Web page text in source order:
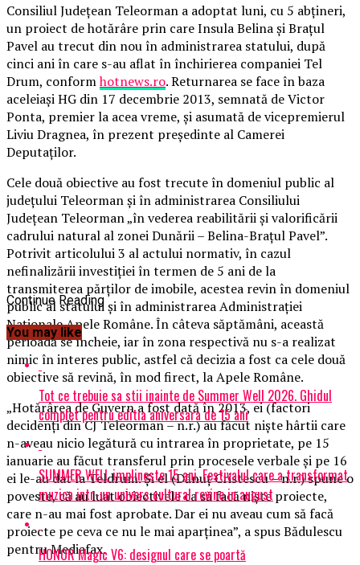
Consiliul Judeţean Teleorman a adoptat luni, cu 5 abţineri,
un proiect de hotărâre prin care Insula Belina şi Braţul
Pavel au trecut din nou în administrarea statului, după
cinci ani în care s-au aflat în închirierea companiei Tel
Drum, conformhotnews.ro. Returnarea se face în baza
aceleiaşi HG din 17 decembrie 2013, semnată de Victor
Ponta, premier la acea vreme, şi asumată de vicepremierul
Liviu Dragnea, în prezent preşedinte al Camerei
Deputaţilor.
Cele două obiective au fost trecute în domeniul public al
judeţului Teleorman şi în administrarea Consiliului
Judeţean Teleorman „în vederea reabilitării şi valorificării
cadrului natural al zonei Dunării – Belina-Braţul Pavel”.
Potrivit articolului 3 al actului normativ, în cazul
nefinalizării investiţiei în termen de 5 ani de la
transmiterea părţilor de imobile, acestea revin în domeniul
public al statului şi în administrarea Administraţiei
Naţionale Apele Române. În câteva săptămâni, această
perioadă se încheie, iar în zona respectivă nu s-a realizat
nimic în interes public, astfel că decizia a fost ca cele două
obiective să revină, în mod firect, la Apele Române.
„Hotărârea de Guvern a fost dată în 2013, ei (factori
decidenţi din CJ Teleorman – n.r.) au făcut nişte hârtii care
n-aveau nicio legătură cu intrarea în proprietate, pe 15
ianuarie au făcut transferul prin procesele verbale şi pe 16
ei le-au dat la Teldrum. Și el (Dănuţ Cristescu – n.r.) spune o
poveste, că au luat obiectivele ca să facă nişte proiecte,
care n-au mai fost aprobate. Dar ei nu aveau cum să facă
proiecte pe ceva ce nu le mai aparţinea”, a spus Bădulescu
pentru Mediafax.
Continue Reading
You may like
Tot ce trebuie sa stii inainte de Summer Well 2026. Ghidul
complet pentru editia aniversara de 15 ani
SUMMER WELL implineste 15 ani. Festivalul care a transformat
muzica intr-un univers cultural revine in august
HONOR Magic V6: designul care se poartă